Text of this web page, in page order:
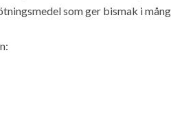
som ger bismak i